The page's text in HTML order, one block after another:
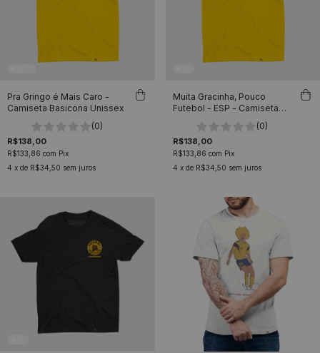
Pra Gringo é Mais Caro -
Camiseta Basicona Unissex
(0)
R$138,00
R$133,86 com Pix
4 x de R$34,50 sem juros
Muita Gracinha, Pouco
Futebol - ESP - Camiseta
(0)
R$138,00
R$133,86 com Pix
4 x de R$34,50 sem juros